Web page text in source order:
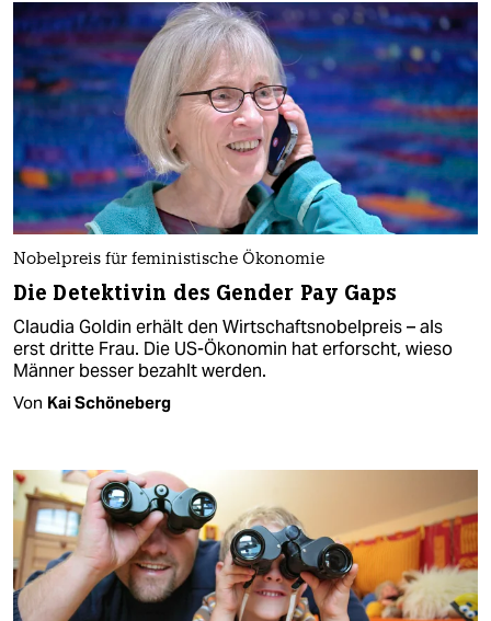
Nobelpreis für feministische Ökonomie
Die Detektivin des Gender Pay Gaps
Claudia Goldin erhält den Wirtschaftsnobelpreis – als
erst dritte Frau. Die US-Ökonomin hat erforscht, wieso
Männer besser bezahlt werden.
Von Kai Schöneberg